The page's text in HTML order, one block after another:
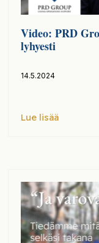
Video: PRD
lyhyesti
14.5.2024
Lue lisää